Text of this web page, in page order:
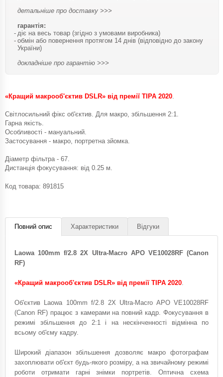
детальніше про доставку >>>
гарантія:
діє на весь товар (згідно з умовами виробника)
обмін або повернення протягом 14 днів (відповідно до закону
України)
докладніше про гарантію >>>
«Кращий макрооб'єктив DSLR» від премії TIPA 2020
Світлосильний фікс об'єктив. Для макро, збільшення 2:1.
Гарна якість.
Особливості - мануальний.
Застосування - макро, портретна зйомка.
Діаметр фільтра - 67.
Дистанція фокусування: від 0.25 м.
Код товара: 891815
Повний опис Характеристики Відгуки
Laowa 100mm f/2.8 2X Ultra-Macro APO VE10028RF (Canon
RF)
«Кращий макрооб'єктив DSLR» від премії TIPA 2020
Об'єктив Laowa 100mm f/2.8 2X Ultra-Macro APO VE10028RF
(Canon RF) працює з камерами на повний кадр. Фокусування в
режимі збільшення до 2:1 і на нескінченності відмінна по
всьому об'єму кадру.
Широкий діапазон збільшення дозволяє макро фотографам
захоплювати об'єкт будь-якого розміру, а на звичайному режимі
роботи отримати гарні знімки портретів. Оптична схема